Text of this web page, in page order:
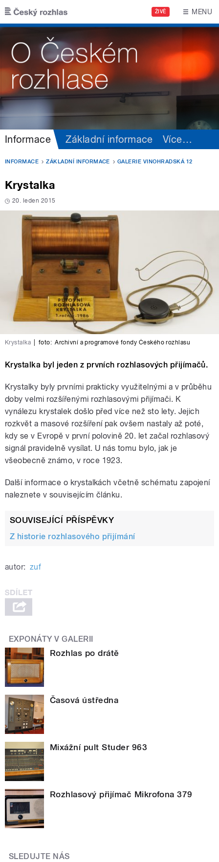
Přejít k hlavnímu obsahu
ŽIVĚ MENU
Informace Základní informace Více…
INFORMACE ZÁKLADNÍ INFORMACE GALERIE VINOHRADSKÁ 12
Krystalka
20. leden 2015
Krystalka foto: Archivní a programové fondy Českého rozhlasu
Krystalka byl jeden z prvních rozhlasových přijímačů.
Krystalky byly prvními prakticky využitelnými a v průběhu
doby velmi rozšířenými rozhlasovými přijímači. K
vynálezu krystalek došlo před více než sto lety. Jejich
rozkvět a masové rozšíření pak ovšem nastaly až poté,
kdy se v Evropě v první polovině 20. let začal rozhlasový
signál pravidelně vysílat. U nás tomu bylo, jak je
všeobecně známo, v roce 1923.
Další informace o krystalkách včetně schématu zapojení
naleznete v souvisejícím článku.
SOUVISEJÍCÍ PŘÍSPĚVKY
Z historie rozhlasového přijímání
autor: zuf
EXPONÁTY V GALERII
Rozhlas po drátě
Časová ústředna
Mixážní pult Studer 963
Rozhlasový přijímač Mikrofona 379
SLEDUJTE NÁS